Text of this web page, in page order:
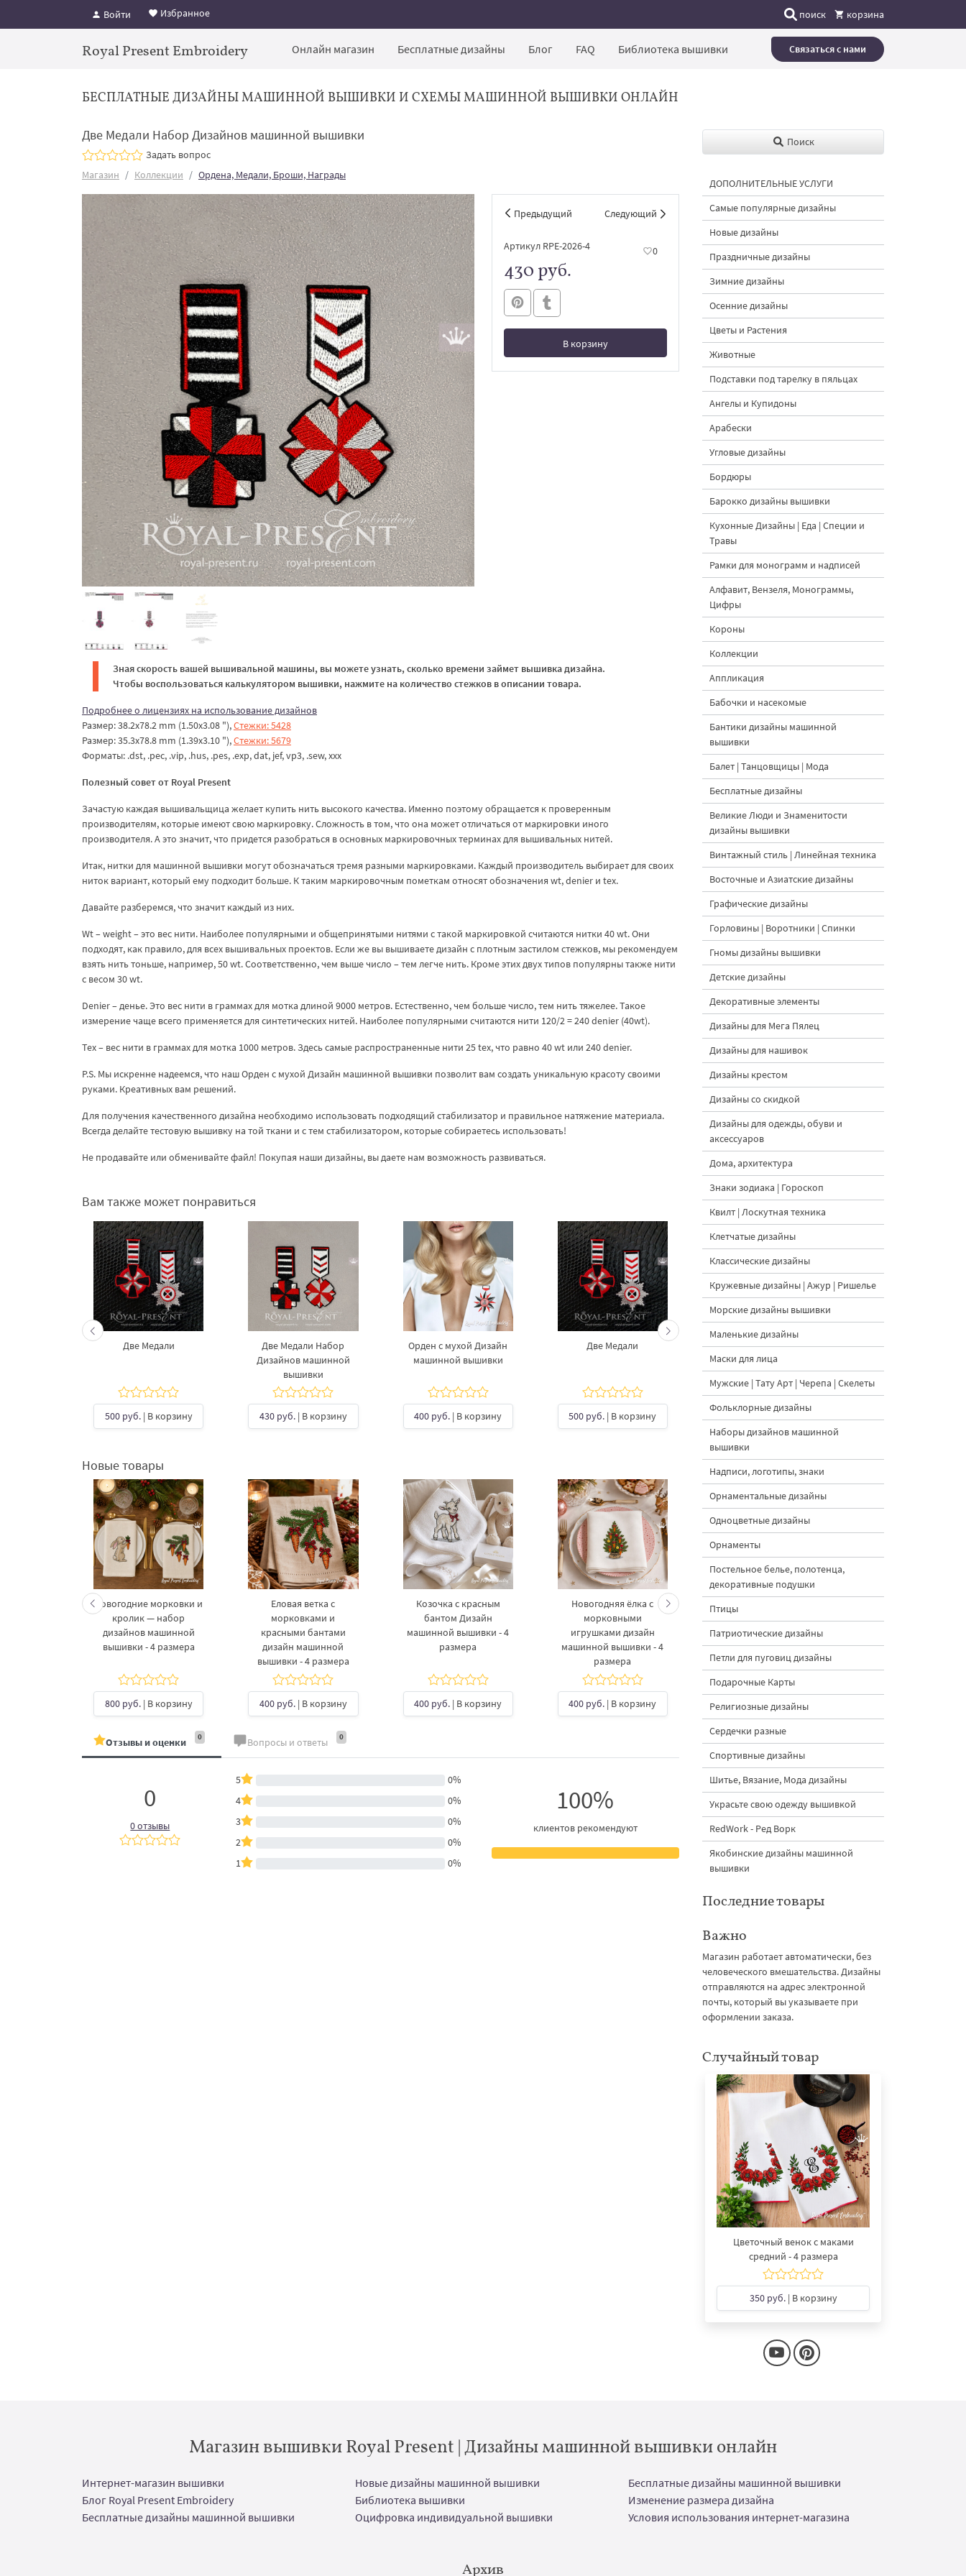
Войти Избранное поиск корзина
Royal Present Embroidery Онлайн магазин Бесплатные дизайны Блог FAQ Библиотека вышивки Связаться с нами
БЕСПЛАТНЫЕ ДИЗАЙНЫ МАШИННОЙ ВЫШИВКИ И СХЕМЫ МАШИННОЙ ВЫШИВКИ ОНЛАЙН
Две Медали Набор Дизайнов машинной вышивки
Задать вопрос
Магазин
Коллекции Ордена, Медали, Броши, Награды
Предыдущий Следующий
Артикул RPE-2026-4 0
430 руб.
В корзину
В корзине
Зная скорость вашей вышивальной машины, вы можете узнать, сколько времени займет вышивка дизайна.
Чтобы воспользоваться калькулятором вышивки, нажмите на количество стежков в описании товара.
Подробнее о лицензиях на использование дизайнов
Размер: 38.2x78.2 mm (1.50x3.08 "),Стежки: 5428
Размер: 35.3x78.8 mm (1.39x3.10 "),Стежки: 5679
Форматы: .dst, .pec, .vip, .hus, .pes, .exp, dat, jef, vp3, .sew, ххх
Полезный совет от Royal Present
Зачастую каждая вышивальщица желает купить нить высокого качества. Именно поэтому обращается к проверенным
производителям, которые имеют свою маркировку. Сложность в том, что она может отличаться от маркировки иного
производителя. А это значит, что придется разобраться в основных маркировочных терминах для вышивальных нитей.
Итак, нитки для машинной вышивки могут обозначаться тремя разными маркировками. Каждый производитель выбирает для своих
ниток вариант, который ему подходит больше. К таким маркировочным пометкам относят обозначения wt, denier и tex.
Давайте разберемся, что значит каждый из них.
Wt – weight – это вес нити. Наиболее популярными и общепринятыми нитями с такой маркировкой считаются нитки 40 wt. Они
подходят, как правило, для всех вышивальных проектов. Если же вы вышиваете дизайн с плотным застилом стежков, мы рекомендуем
взять нить тоньше, например, 50 wt. Соответственно, чем выше число – тем легче нить. Кроме этих двух типов популярны также нити
с весом 30 wt.
Denier – денье. Это вес нити в граммах для мотка длиной 9000 метров. Естественно, чем больше число, тем нить тяжелее. Такое
измерение чаще всего применяется для синтетических нитей. Наиболее популярными считаются нити 120/2 = 240 denier (40wt).
Tex – вес нити в граммах для мотка 1000 метров. Здесь самые распространенные нити 25 tex, что равно 40 wt или 240 denier.
P.S. Мы искренне надеемся, что наш Орден с мухой Дизайн машинной вышивки позволит вам создать уникальную красоту своими
руками. Креативных вам решений.
Для получения качественного дизайна необходимо использовать подходящий стабилизатор и правильное натяжение материала.
Всегда делайте тестовую вышивку на той ткани и с тем стабилизатором, которые собираетесь использовать!
Не продавайте или обменивайте файл! Покупая наши дизайны, вы даете нам возможность развиваться.
Вам также может понравиться
Две Медали
500 руб.| В корзину
Две Медали Набор
Дизайнов машинной
вышивки
430 руб.| В корзину
Орден с мухой Дизайн
машинной вышивки
400 руб. | В корзину
Две Медали
500 руб. | В корзину
Две Медали Набор
Дизайнов машинной
вышивки
430 руб. | В корзину
Орден с мухой
Новые товары
Новогодние морковки и
кролик — набор
дизайнов машинной
вышивки - 4 размера
800 руб.| В корзину
Еловая ветка с
морковками и
красными бантами
дизайн машинной
вышивки - 4 размера
400 руб.| В корзину
Козочка с красным
бантом Дизайн
машинной вышивки - 4
размера
400 руб. | В корзину
Новогодняя ёлка с
морковными
игрушками дизайн
машинной вышивки - 4
размера
400 руб. | В корзину
морковками дизайн
машинной вышивки - 3
размера
500 руб. | В корзину
дизайн машинной
Отзывы и оценки 0 Вопросы и ответы 0
0
0 отзывы
5
0%
4
0%
3
0%
2
0%
1
0%
100%
клиентов рекомендуют
Поиск
ДОПОЛНИТЕЛЬНЫЕ УСЛУГИ
Самые популярные дизайны
Новые дизайны
Праздничные дизайны
Зимние дизайны
Осенние дизайны
Цветы и Растения
Животные
Подставки под тарелку в пяльцах
Ангелы и Купидоны
Арабески
Угловые дизайны
Бордюры
Барокко дизайны вышивки
Кухонные Дизайны | Еда | Специи и
Травы
Рамки для монограмм и надписей
Алфавит, Вензеля, Монограммы,
Цифры
Короны
Коллекции
Аппликация
Бабочки и насекомые
Бантики дизайны машинной
вышивки
Балет | Танцовщицы | Мода
Бесплатные дизайны
Великие Люди и Знаменитости
дизайны вышивки
Винтажный стиль | Линейная техника
Восточные и Азиатские дизайны
Графические дизайны
Горловины | Воротники | Спинки
Гномы дизайны вышивки
Детские дизайны
Декоративные элементы
Дизайны для Мега Пялец
Дизайны для нашивок
Дизайны крестом
Дизайны со скидкой
Дизайны для одежды, обуви и
аксессуаров
Дома, архитектура
Знаки зодиака | Гороскоп
Квилт | Лоскутная техника
Клетчатые дизайны
Классические дизайны
Кружевные дизайны | Ажур | Ришелье
Морские дизайны вышивки
Маленькие дизайны
Маски для лица
Мужские | Тату Арт | Черепа | Скелеты
Фольклорные дизайны
Наборы дизайнов машинной
вышивки
Надписи, логотипы, знаки
Орнаментальные дизайны
Одноцветные дизайны
Орнаменты
Постельное белье, полотенца,
декоративные подушки
Птицы
Патриотические дизайны
Петли для пуговиц дизайны
Подарочные Карты
Религиозные дизайны
Сердечки разные
Спортивные дизайны
Шитье, Вязание, Мода дизайны
Украсьте свою одежду вышивкой
RedWork - Ред Ворк
Якобинские дизайны машинной
вышивки
Последние товары
Важно
Магазин работает автоматически, без
человеческого вмешательства. Дизайны
отправляются на адрес электронной
почты, который вы указываете при
оформлении заказа.
Случайный товар
Цветочный венок с маками
средний - 4 размера
350 руб.| В корзину
Магазин вышивки Royal Present | Дизайны машинной вышивки онлайн
Интернет-магазин вышивки Новые дизайны машинной вышивки
Бесплатные дизайны машинной вышивки
Блог Royal Present Embroidery
Библиотека вышивки
Изменение размера дизайна
Бесплатные дизайны машинной вышивки
Оцифровка индивидуальной вышивки Условия использования интернет-магазина
Архив